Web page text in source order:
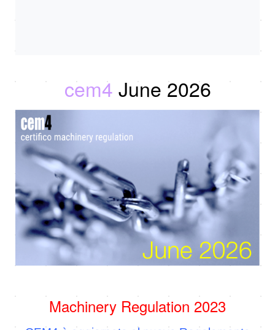
cem4 June 2026
Machinery Regulation 2023